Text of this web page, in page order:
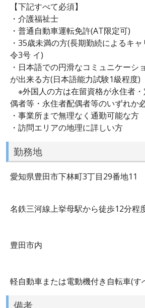
【下記すべて必須】
・介護福祉士
・普通自動車運転免許(AT限定可)
・35歳未満の方(長期勤続によるキ
令3号 イ)
・日本語での円滑なコミュニケーシ
が出来る方(日本語能力試験1級程度)
※外国人の方は在留資格が永住者
偶者等・永住者配偶者等のいずれか
・事業所まで無理なく通勤可能な方
・訪問エリアの地理に詳しい方
勤務地
愛知県豊田市下林町3丁目29番地11
名鉄三河線上挙母駅から徒歩12分程
豊田市内
軽自動車または電動機付き自転車(す
備考